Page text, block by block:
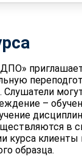
–
в
курса клиенты
образца.